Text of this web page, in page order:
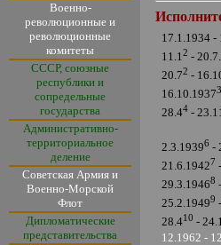
Военно-
революционные и
революционные
комитеты
СССР, союзные
республики и
сопредельные
государства
Административно-
территориальное
деление
Советская Армия и
Военно-Морской
Флот
Дипломатические
представительства
17.1.1934 -
11.12 -
20.72 -
16.10.19373
28.44 -
2.3.19396 -
21.6.19427
29.3.19468
25.2.19499
28.410 -
12.1962 -